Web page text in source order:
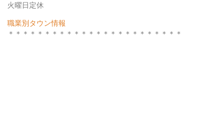
火曜日定休
職業別タウン情報
＊＊＊＊＊＊＊＊＊＊＊＊＊＊＊＊＊＊＊＊＊＊＊＊